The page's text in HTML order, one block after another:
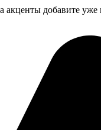
добавите уже